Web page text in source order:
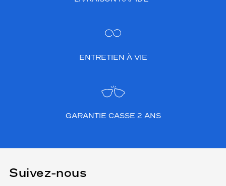
ENTRETIEN À VIE
GARANTIE CASSE 2 ANS
Suivez-nous